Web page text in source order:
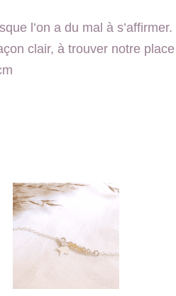
i
n
l’on a du mal à
clair, à trouver notre